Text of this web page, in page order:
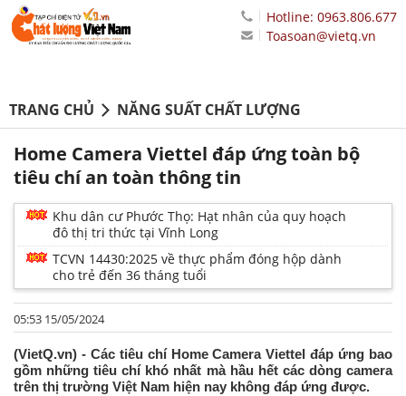
Hotline: 0963.806.677
Toasoan@vietq.vn
TRANG CHỦ NĂNG SUẤT CHẤT LƯỢNG
Home Camera Viettel đáp ứng toàn bộ
tiêu chí an toàn thông tin
Khu dân cư Phước Thọ: Hạt nhân của quy hoạch
đô thị tri thức tại Vĩnh Long
TCVN 14430:2025 về thực phẩm đóng hộp dành
cho trẻ đến 36 tháng tuổi
05:53 15/05/2024
(VietQ.vn) - Các tiêu chí Home Camera Viettel đáp ứng bao
gồm những tiêu chí khó nhất mà hầu hết các dòng camera
trên thị trường Việt Nam hiện nay không đáp ứng được.